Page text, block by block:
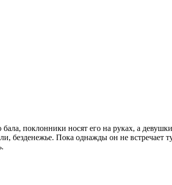
поклонники носят его на руках, а
безденежье. Пока однажды он не